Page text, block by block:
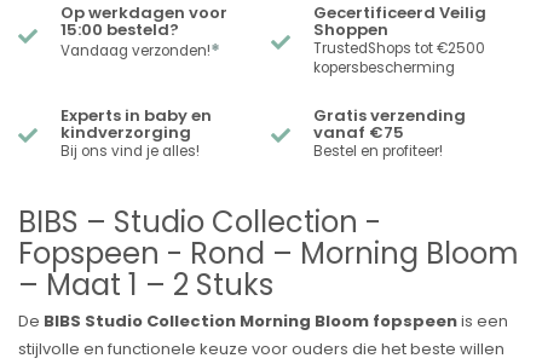
Op werkdagen voor
15:00 besteld?
Vandaag verzonden!*
Gecertificeerd Veilig
Shoppen
TrustedShops tot €2500
kopersbescherming
Experts in baby en
kindverzorging
Bij ons vind je alles!
Gratis verzending
vanaf €75
Bestel en profiteer!
BIBS – Studio Collection -
Fopspeen - Rond – Morning Bloom
– Maat 1 – 2 Stuks
De BIBS Studio Collection Morning Bloom fopspeenis een
stijlvolle en functionele keuze voor ouders die het beste willen